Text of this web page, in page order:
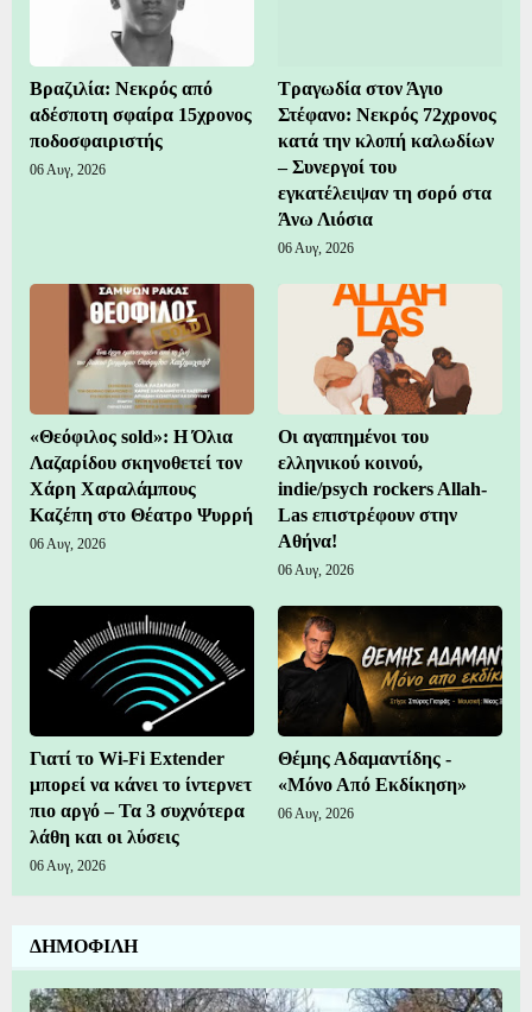
Βραζιλία: Νεκρός από
αδέσποτη σφαίρα 15χρονος
ποδοσφαιριστής
06 Αυγ, 2026
Τραγωδία στον Άγιο
Στέφανο: Νεκρός 72χρονος
κατά την κλοπή καλωδίων
– Συνεργοί του
εγκατέλειψαν τη σορό στα
Άνω Λιόσια
06 Αυγ, 2026
«Θεόφιλος sold»: Η Όλια
Λαζαρίδου σκηνοθετεί τον
Χάρη Χαραλάμπους
Καζέπη στο Θέατρο Ψυρρή
06 Αυγ, 2026
Οι αγαπημένοι του
ελληνικού κοινού,
indie/psych rockers Allah-
Las επιστρέφουν στην
Αθήνα!
06 Αυγ, 2026
Γιατί το Wi-Fi Extender
μπορεί να κάνει το ίντερνετ
πιο αργό – Τα 3 συχνότερα
λάθη και οι λύσεις
06 Αυγ, 2026
Θέμης Αδαμαντίδης -
«Μόνο Από Εκδίκηση»
06 Αυγ, 2026
ΔΗΜΟΦΙΛΗ